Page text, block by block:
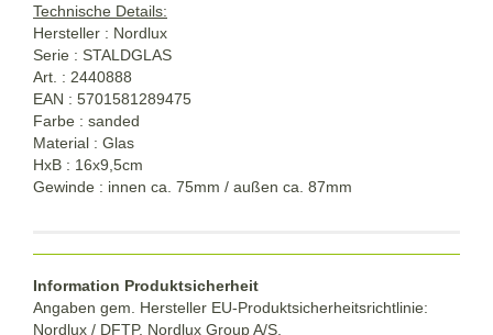
Technische Details:
Hersteller : Nordlux
Serie : STALDGLAS
Art. : 2440888
EAN : 5701581289475
Farbe : sanded
Material : Glas
HxB : 16x9,5cm
Gewinde : innen ca. 75mm / außen ca. 87mm
Information Produktsicherheit
Angaben gem. Hersteller EU-Produktsicherheitsrichtlinie:
Nordlux / DFTP, Nordlux Group A/S,